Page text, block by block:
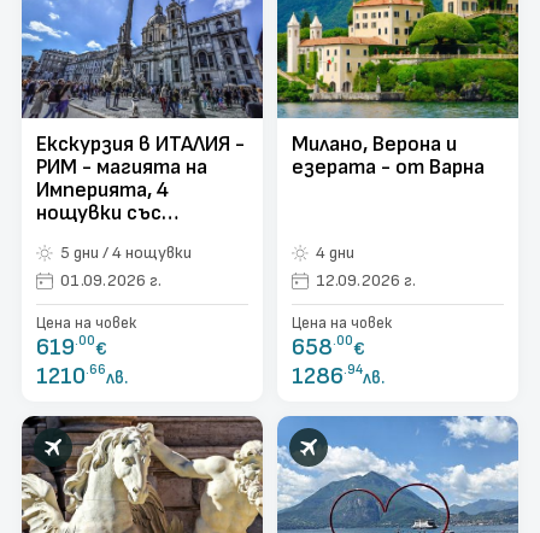
Екскурзия в ИТАЛИЯ -
РИМ - магията на
Империята, 4
нощувки със
обслужване на
български език! С
директен полет от
ВАРНА!
5 дни / 4 нощувки
01.09.2026 г.
Цена на човек
619.00€
1210.66лв.
Милано, Верона и
езерата - от Варна
4 дни
12.09.2026 г.
Цена на човек
658.00€
1286.94лв.